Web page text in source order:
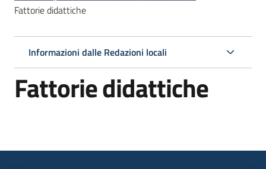
famiglie
Fattorie didattiche
Informazioni dalle Redazioni locali
Fattorie didattiche